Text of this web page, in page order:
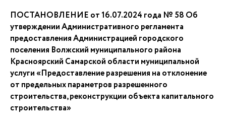
ПОСТАНОВЛЕНИЕ от 16.07.2024 года № 58 Об
утверждении Административного регламента
предоставления Администрацией городского
поселения Волжский муниципального района
Красноярский Самарской области муниципальной
услуги «Предоставление разрешения на отклонение
от предельных параметров разрешенного
строительства, реконструкции объекта капитального
строительства»